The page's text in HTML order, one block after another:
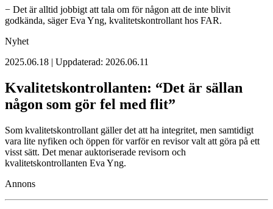
− Det är alltid jobbigt att tala om för någon att de inte blivit
godkända, säger Eva Yng, kvalitetskontrollant hos FAR.
Nyhet
2025.06.18 | Uppdaterad: 2026.06.11
Kvalitetskontrollanten: “Det är sällan
någon som gör fel med flit”
Som kvalitetskontrollant gäller det att ha integritet, men samtidigt
vara lite nyfiken och öppen för varför en revisor valt att göra på ett
visst sätt. Det menar auktoriserade revisorn och
kvalitetskontrollanten Eva Yng.
Annons